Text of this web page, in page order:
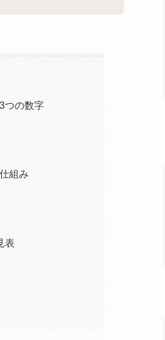
つの数字
組み
表